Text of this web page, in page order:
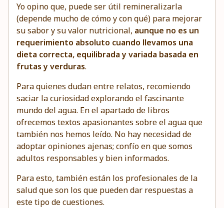
Yo opino que, puede ser útil remineralizarla
(depende mucho de cómo y con qué) para mejorar
su sabor y su valor nutricional, aunque no es un
requerimiento absoluto cuando llevamos una
dieta correcta, equilibrada y variada basada en
frutas y verduras.
Para quienes dudan entre relatos, recomiendo
saciar la curiosidad explorando el fascinante
mundo del agua. En el apartado de libros
ofrecemos textos apasionantes sobre el agua que
también nos hemos leído. No hay necesidad de
adoptar opiniones ajenas; confío en que somos
adultos responsables y bien informados.
Para esto, también están los profesionales de la
salud que son los que pueden dar respuestas a
este tipo de cuestiones.